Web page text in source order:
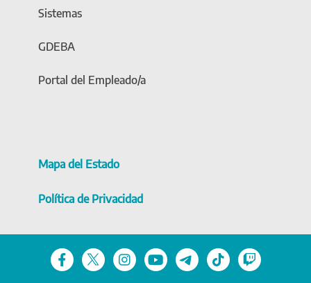
Sistemas
GDEBA
Portal del Empleado/a
Mapa del Estado
Política de Privacidad